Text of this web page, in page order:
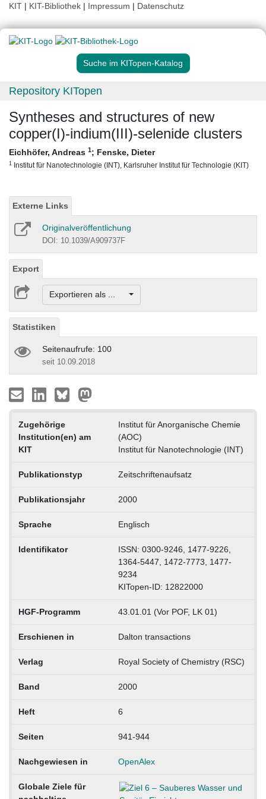
KIT | KIT-Bibliothek | Impressum | Datenschutz
Suche im KITopen-Katalog
Repository KITopen
Syntheses and structures of new
copper(I)-indium(III)-selenide clusters
Eichhöfer, Andreas 1; Fenske, Dieter
1 Institut für Nanotechnologie (INT), Karlsruher Institut für Technologie (KIT)
Externe Links
Originalveröffentlichung
DOI: 10.1039/A909737F
Export
Exportieren als ...
Statistiken
Seitenaufrufe: 100
seit 10.09.2018
Zugehörige
Institution(en) am
KIT
Institut für Anorganische Chemie
(AOC)
Institut für Nanotechnologie (INT)
Publikationstyp Zeitschriftenaufsatz
Publikationsjahr 2000
Sprache Englisch
Identifikator
ISSN: 0300-9246, 1477-9226,
1364-5447, 1472-7773, 1477-
9234
KITopen-ID: 12822000
HGF-Programm 43.01.01 (Vor POF, LK 01)
Erschienen in Dalton transactions
Verlag Royal Society of Chemistry (RSC)
Band 2000
Heft 6
Seiten 941-944
Nachgewiesen in OpenAlex
Globale Ziele für